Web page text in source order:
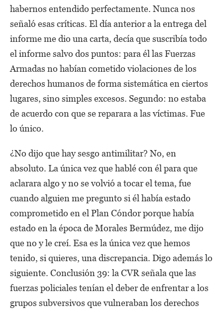
habernos entendido perfectamente. Nunca nos
señaló esas críticas. El día anterior a la entrega del
informe me dio una carta, decía que suscribía todo
el informe salvo dos puntos: para él las Fuerzas
Armadas no habían cometido violaciones de los
derechos humanos de forma sistemática en ciertos
lugares, sino simples excesos. Segundo: no estaba
de acuerdo con que se reparara a las víctimas. Fue
lo único.
¿No dijo que hay sesgo antimilitar? No, en
absoluto. La única vez que hablé con él para que
aclarara algo y no se volvió a tocar el tema, fue
cuando alguien me pregunto si él había estado
comprometido en el Plan Cóndor porque había
estado en la época de Morales Bermúdez, me dijo
que no y le creí. Esa es la única vez que hemos
tenido, si quieres, una discrepancia. Digo además lo
siguiente. Conclusión 39: la CVR señala que las
fuerzas policiales tenían el deber de enfrentar a los
grupos subversivos que vulneraban los derechos